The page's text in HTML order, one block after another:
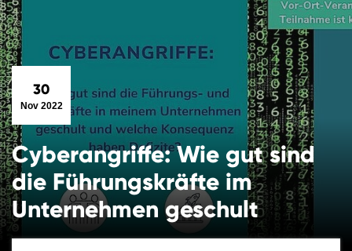
30
Nov 2022
Cyberangriffe: Wie gut sind
die Führungskräfte im
Unternehmen geschult